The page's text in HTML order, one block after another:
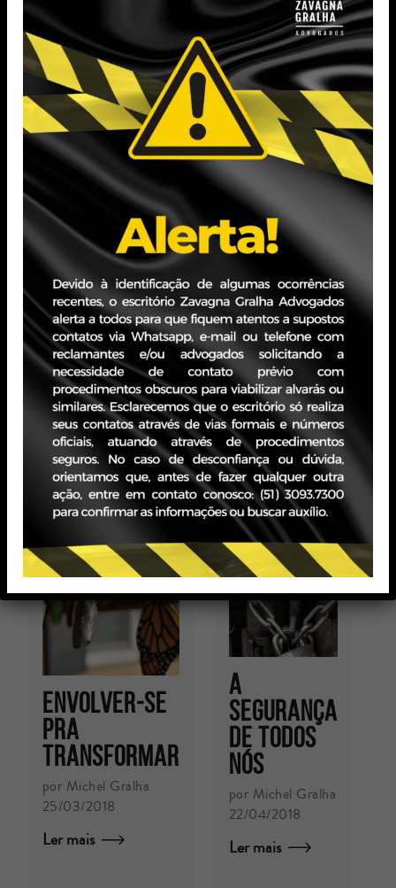
Tags:
Zavagna Gralha
Voltar
Envolver-se
pra
transformar
por Michel Gralha
25/03/2018
Ler mais
A
segurança
de todos
nós
por Michel Gralha
22/04/2018
Ler mais